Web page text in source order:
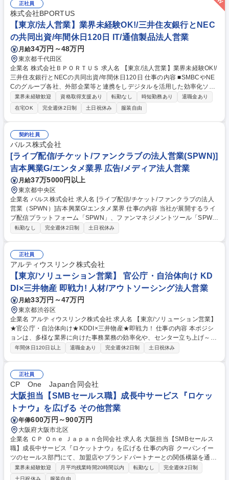
正社員
株式会社BPORTUS
【東京/法人営業】業界未経験OK!/三井住友銀行とNEC
の共同出資/年間休日120日 IT/通信製品法人営業
月給34万円～48万円
東京都千代田区
企業名 株式会社ＢＰＯＲＴＵＳ 求人名 【東京/法人営業】業界未経験OK!/
三井住友銀行とNECの共同出資/年間休日120日 仕事の内容 ■SMBCやNE
Cのグループ各社、外部企業等と連携をしデジタルを活用した効率化ソリ
ューションを提供。 ■顧客の課題を深く理解し、最適なソリューションを
提供することで社会課題の解決に貢献する仕事です。 〈アカウント営業〉
三井住友銀行から紹介があった企業に訪問またはオンラインでお打ち合わ
せを実施。顧客の課題を傾聴し、最適な課題解決策を提案します。企業紹
介を受けるため三井住友法人営業部に対し営業活動も行っています。 〈D
Xコンサル営業〉顧客の課題分析から導入プランの提示まで行います。顧
客との2～3回ほどにわたるお打ち合わせを通して業務状態や顧客の悩みを
分析し、適性なソリューションを提示します。 募集職種 【東京/法人営
業】業界未経験OK!/三井住友銀行とNECの共同出資/年間休日120日
業界未経験歓迎 資格取得支援あり 転勤なし 時短勤務あり
退職金あり
在宅OK
完全週休2日制 土日祝休み 服装自由
契約社員
バルス株式会社
[ライブ配信/チケット/ファンクラブの法人営業(SPWN)]
吉本興業G/エンタメ業界 広告/メディア法人営業
月給37万5000円以上
東京都中央区
企業名 バルス株式会社 求人名 [ライブ配信/チケット/ファンクラブの法人
営業（SPWN）]吉本興業G/エンタメ業界 仕事の内容 当社が展開するライ
ブ配信プラットフォーム「SPWN」、ファンマネジメントツール「SPWN
Portal」、XRプロダクション等のサービス/プロダクトについて、エンタ
業活動（Web商談・訪問営業） ■インサイドセールス等から引き継いだア
ポイントへの提案、商談推進、受注フォロー ■顧客のイベント開催スケジ
ュールに合わせたタイムリーなアプローチ ■各種IP・コンテンツホルダー
へのカスタマイズされた企画提案 ■受注・失注および商談分析、パイプラ
イン管理 募集職種 [ライブ配信/チケット/ファンクラブの法人営業（SPW
N）]吉本興業G/エンタメ業界
転勤なし 完全週休2日制 土日祝休み
正社員
アルティウスリンク株式会社
【東京/ソリューション営業】 官公庁・自治体向け KD
DI×三井物産 即戦力! 人材/アウトソーシング法人営業
月給33万円～47万円
東京都渋谷区
企業名 アルティウスリンク株式会社 求人名 【東京/ソリューション営業】
★官公庁・自治体向け★KDDI×三井物産★即戦力！ 仕事の内容 本ポジシ
ョンは、多様な業界に向けた事務業務の効率化や、センター立ち上げ～運
用など、多岐に渡るアウトソーシングサービスを提供する当社にて、10年
元、行政サービスの充実に取り組んでいます。当社のノウハウを活かし自
治体業務の効率化や品質向上を実現します。(例:自治体職員の事務作業の
効率化等) 【入社後業務】■官公庁・自治体への営業、課題改善含むBPO提
案 ■案件に関わる部門調整（管理部門やIT関連部門）■見積書・提案書作成
他 募集職種 【東京/ソリューション営業】★官公庁・自治体向け★KDDI×
三井物産★即戦力！
年間休日120日以上 退職金あり 完全週休2日制 土日祝休み
正社員
CP One Japan合同会社
大阪担当【SMBセールス職】成長中サービス『ロケッ
トナウ』を広げる その他営業
年俸600万円～900万円
大阪府大阪市北区
企業名 ＣＰ Ｏｎｅ Ｊａｐａｎ合同会社 求人名 大阪担当【SMBセールス
職】成長中サービス『ロケットナウ』を広げる 仕事の内容 クーパンイー
ツのセールス部門にて、加盟店やブランドパートナーとの関係構築を通
じ、サービスの紹介・入店・プロモーション提案を行い、顧客に魅力的な
セレクションを提供します。 ■営業チームのリード ■営業戦略の立案と実
業界未経験歓迎 月平均残業時間20時間以内 転勤なし
完全週休2日制
土日祝休み
服装自由